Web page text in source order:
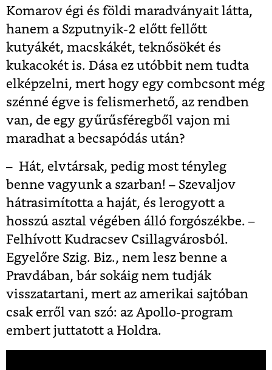
Komarov égi és földi maradványait látta,
hanem a Szputnyik-2 előtt fellőtt
kutyákét, macskákét, teknősökét és
kukacokét is. Dása ez utóbbit nem tudta
elképzelni, mert hogy egy combcsont még
szénné égve is felismerhető, az rendben
van, de egy gyűrűsféregből vajon mi
maradhat a becsapódás után?
– Hát, elvtársak, pedig most tényleg
benne vagyunk a szarban! – Szevaljov
hátrasimította a haját, és lerogyott a
hosszú asztal végében álló forgószékbe. –
Felhívott Kudracsev Csillagvárosból.
Egyelőre Szig. Biz., nem lesz benne a
Pravdában, bár sokáig nem tudják
visszatartani, mert az amerikai sajtóban
csak erről van szó: az Apollo-program
embert juttatott a Holdra.